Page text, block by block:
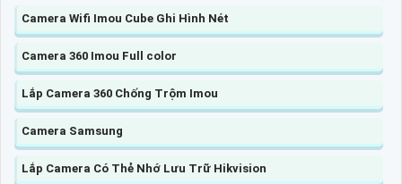
Camera Wifi Imou Cube Ghi Hình Nét
Camera 360 Imou Full color
Lắp Camera 360 Chống Trộm Imou
Camera Samsung
Lắp Camera Có Thẻ Nhớ Lưu Trữ Hikvision